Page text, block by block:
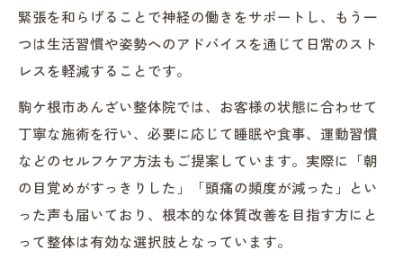
緊張を和らげることで神経の働きをサポートし、もう一
つは生活習慣や姿勢へのアドバイスを通じて日常のスト
レスを軽減することです。
駒ケ根市あんざい整体院では、お客様の状態に合わせて
丁寧な施術を行い、必要に応じて睡眠や食事、運動習慣
などのセルフケア方法もご提案しています。実際に「朝
の目覚めがすっきりした」「頭痛の頻度が減った」とい
った声も届いており、根本的な体質改善を目指す方にと
って整体は有効な選択肢となっています。